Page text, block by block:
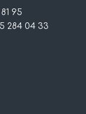
95
284 04 33